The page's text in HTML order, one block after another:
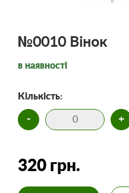
№0010 Вінок
в наявності
Кількість:
- +
320 грн.